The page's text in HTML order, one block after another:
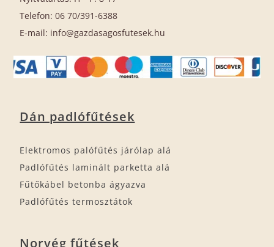
Telefon: 06 70/391-6388
E-mail: info@gazdasagosfutesek.hu
Dán padlófűtések
Elektromos palófűtés járólap alá
Padlófűtés laminált parketta alá
Fűtőkábel betonba ágyazva
Padlófűtés termosztátok
Norvég fűtések